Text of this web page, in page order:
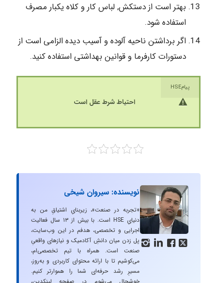
بهتر است از دستکش, لباس کار و کلاه یکبار مصرف
استفاده شود.
اگر برداشتن ناحیه آلوده و آسیب دیده الزامی است از
دستورات کارفرما و قوانین بهداشتی استفاده کنید.
پیامHSE
احتیاط شرط عقل است
   
نویسنده: سیروان شیخی
«تجربه در صنعت»، زیربنایِ اشتیاقِ من به
دنیایِ HSE است. با بیش از ۱۳ سال فعالیت
اجرایی و تخصصی، هدفم در این وب‌سایت،
پل زدن میان دانشِ آکادمیک و نیازهای واقعیِ
صنعت است. همراه با تیم تخصصی‌ام،
می‌کوشیم تا با ارائه محتوای کاربردی و به‌روز،
مسیرِ رشد حرفه‌ای شما را هموارتر کنیم.